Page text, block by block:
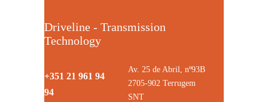
Driveline - Transmission
Technology
+351 21 961 94
94
Av. 25 de Abril, nº93B
2705-902 Terrugem
SNT